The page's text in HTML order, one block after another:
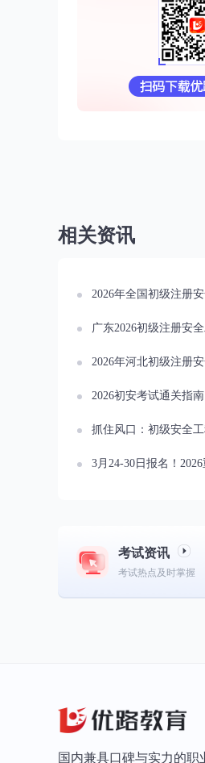
相关资讯
2026年全国初级注册安全工程
广东2026初级注册安全工程师职业资格
2026年河北初级注册安全工程师考试
2026初安考试通关指南：全程
抓住风口：初级安全工程师，职
3月24-30日报名！2026重庆初级安
考试资讯
考试热点及时掌握
国内兼具口碑与实力的职